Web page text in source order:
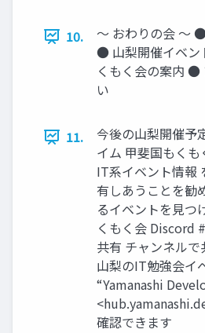
10.
〜 おわりの会 〜
● 山梨開催イベン
くもく会の案内 ●
い
11.
今後の山梨開催予
イム 甲斐国もく
IT系イベント情報
有しあうことを勧
るイベントを見つ
くもく会 Discord
共有 チャンネルで
山梨のIT勉強会イ
“Yamanashi
確認できます